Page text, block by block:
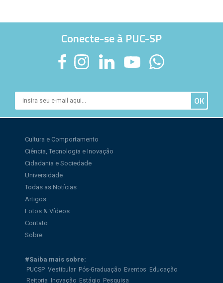
Conecte-se à PUC-SP
Cultura e Comportamento
Ciência, Tecnologia e Inovação
Cidadania e Sociedade
Universidade
Todas as Notícias
Artigos
Fotos & Vídeos
Contato
Sobre
#Saiba mais sobre:
PUCSP Vestibular Pós-Graduação Eventos
Educação
Reitoria
Inovação Estágio Pesquisa